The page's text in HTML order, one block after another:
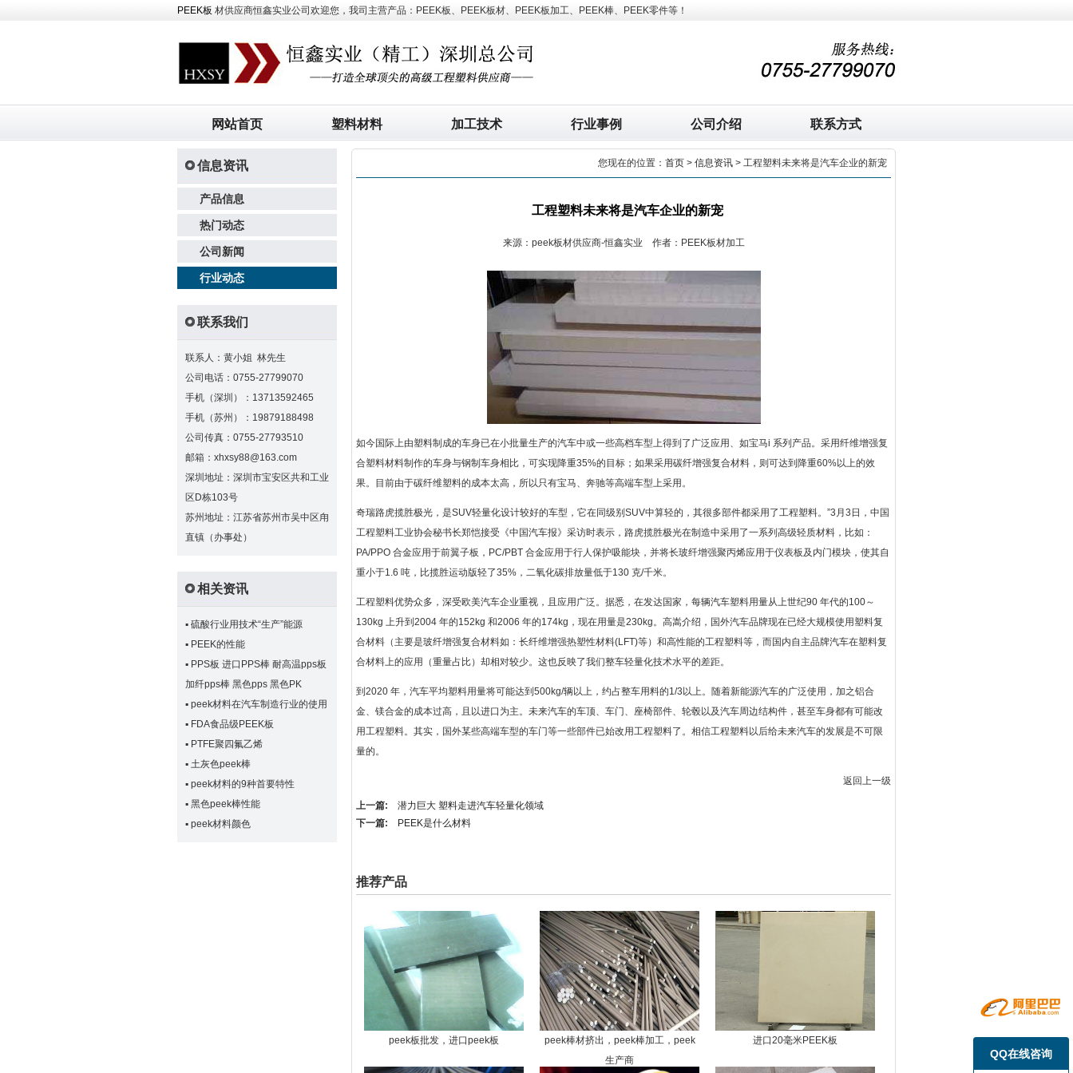
PEEK板 材供应商恒鑫实业公司欢迎您，我司主营产品：PEEK板、PEEK板材、PEEK板加工、PEEK棒、PEEK零件等！
网站首页 塑料材料 加工技术 行业事例 公司介绍 联系方式
信息资讯
产品信息
热门动态
公司新闻
行业动态
联系我们
联系人：黄小姐 林先生
公司电话：0755-27799070
手机（深圳）：13713592465
手机（苏州）：19879188498
公司传真：0755-27793510
邮箱：xhxsy88@163.com
深圳地址：深圳市宝安区共和工业
区D栋103号
苏州地址：江苏省苏州市吴中区甪
直镇（办事处）
相关资讯
▪ 硫酸行业用技术“生产”能源
▪ PEEK的性能
▪ PPS板 进口PPS棒 耐高温pps板
加纤pps棒 黑色pps 黑色PK
▪ peek材料在汽车制造行业的使用
▪ FDA食品级PEEK板
▪ PTFE聚四氟乙烯
▪ 土灰色peek棒
▪ peek材料的9种首要特性
▪ 黑色peek棒性能
▪ peek材料颜色
您现在的位置： 首页 > 信息资讯 > 工程塑料未来将是汽车企业的新宠
工程塑料未来将是汽车企业的新宠
来源：peek板材供应商-恒鑫实业 作者：PEEK板材加工
如今国际上由塑料制成的车身已在小批量生产的汽车中或一些高档车型上得到了广泛应用、如宝马i 系列产品。采用纤维增强复
合塑料材料制作的车身与钢制车身相比，可实现降重35%的目标；如果采用碳纤增强复合材料，则可达到降重60%以上的效
果。目前由于碳纤维塑料的成本太高，所以只有宝马、奔驰等高端车型上采用。
奇瑞路虎揽胜极光，是SUV轻量化设计较好的车型，它在同级别SUV中算轻的，其很多部件都采用了工程塑料。”3月3日，中国
工程塑料工业协会秘书长郑恺接受《中国汽车报》采访时表示，路虎揽胜极光在制造中采用了一系列高级轻质材料，比如：
PA/PPO 合金应用于前翼子板，PC/PBT 合金应用于行人保护吸能块，并将长玻纤增强聚丙烯应用于仪表板及内门模块，使其自
重小于1.6 吨，比揽胜运动版轻了35%，二氧化碳排放量低于130 克/千米。
工程塑料优势众多，深受欧美汽车企业重视，且应用广泛。据悉，在发达国家，每辆汽车塑料用量从上世纪90 年代的100～
130kg 上升到2004 年的152kg 和2006 年的174kg，现在用量是230kg。高嵩介绍，国外汽车品牌现在已经大规模使用塑料复
合材料（主要是玻纤增强复合材料如：长纤维增强热塑性材料(LFT)等）和高性能的工程塑料等，而国内自主品牌汽车在塑料复
合材料上的应用（重量占比）却相对较少。这也反映了我们整车轻量化技术水平的差距。
到2020 年，汽车平均塑料用量将可能达到500kg/辆以上，约占整车用料的1/3以上。随着新能源汽车的广泛使用，加之铝合
金、镁合金的成本过高，且以进口为主。未来汽车的车顶、车门、座椅部件、轮毂以及汽车周边结构件，甚至车身都有可能改
用工程塑料。其实，国外某些高端车型的车门等一些部件已始改用工程塑料了。相信工程塑料以后给未来汽车的发展是不可限
量的。
返回上一级
上一篇: 潜力巨大 塑料走进汽车轻量化领域
下一篇:
PEEK是什么材料
推荐产品
peek板批发，进口peek板
peek棒材挤出，peek棒加工，peek
生产商
进口20毫米PEEK板
QQ在线咨询